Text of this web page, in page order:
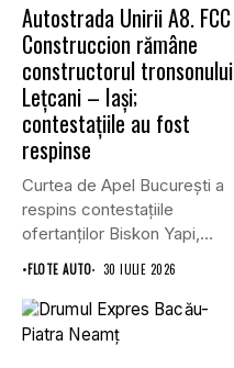
Autostrada Unirii A8. FCC
Construccion rămâne
constructorul tronsonului
Lețcani – Iași;
contestațiile au fost
respinse
Curtea de Apel București a
respins contestațiile
ofertanților Biskon Yapi,
Straco și...
•FLOTE AUTO 30 IULIE 2026